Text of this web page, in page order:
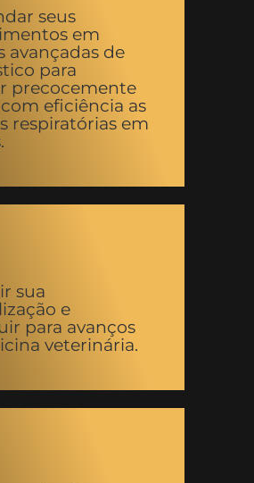
seus
em
avançadas de
para
precocemente
eficiência as
respiratórias em
sua
e
para avanços
veterinária.